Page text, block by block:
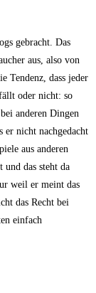
gebracht. Das
aus, also von
Tendenz, dass jeder
oder nicht: so
anderen Dingen
er nicht nachgedacht
aus anderen
und das steht da
weil er meint das
das Recht bei
einfach